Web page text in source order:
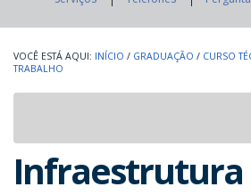
INÍCIO / GRADUAÇÃO / CURSO
TRABALHO
Infraestrutura